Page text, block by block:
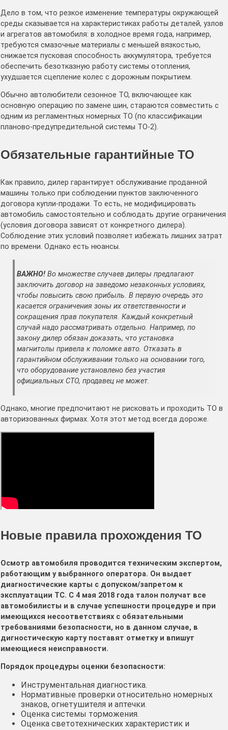
Дело в том, что резкое изменение температуры окружающей
среды сказывается на характеристиках работы деталей, узлов
и агрегатов автомобиля: в холодное время года, например,
требуются смазочные материалы с меньшей вязкостью,
снижается пусковая способность аккумулятора, требуется
обеспечить безотказную работу системы отопления,
ухудшается сцепление колес с дорожным покрытием.
Обычно автолюбители сезонное ТО, включающее как
основную операцию по замене шин, стараются совместить с
одним из регламентных номерных ТО (по классификации
планово-предупредительной системы ТО-2).
Обязательные гарантийные ТО
Как правило, дилер гарантирует обслуживание проданной
машины только при соблюдении пунктов заключенного
договора купли-продажи. То есть, не модифицировать
автомобиль самостоятельно и соблюдать другие ограничения
(условия договора зависят от конкретного дилера).
Соблюдение этих условий позволяет избежать лишних затрат
по времени. Однако есть нюансы.
ВАЖНО! Во множестве случаев дилеры предлагают
заключить договор на заведомо незаконных условиях,
чтобы повысить свою прибыль. В первую очередь это
касается ограничения зоны их ответственности и
сокращения прав покупателя. Каждый конкретный
случай надо рассматривать отдельно. Например, по
закону дилер обязан доказать, что установка
магнитолы привела к поломке авто. Отказать в
гарантийном обслуживании только на основании того,
что оборудование установлено без участия
официальных СТО, продавец не может.
Однако, многие предпочитают не рисковать и проходить ТО в
авторизованных фирмах. Хотя этот метод всегда дороже.
Новые правила прохождения ТО
Осмотр автомобиля проводится техническим экспертом,
работающим у выбранного оператора. Он выдает
диагностические карты с допуском/запретом к
эксплуатации ТС. С 4 мая 2018 года талон получат все
автомобилисты и в случае успешности процедуре и при
имеющихся несоответствиях с обязательными
требованиями безопасности, но в данном случае, в
дигностическую карту поставят отметку и впишут
имеющиеся неисправности.
Порядок процедуры оценки безопасности:
Инструментальная диагностика.
Нормативные проверки относительно номерных
знаков, огнетушителя и аптечки.
Оценка системы торможения.
Оценка светотехнических характеристик и